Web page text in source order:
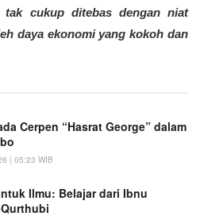
tak cukup ditebas dengan niat
daya ekonomi yang kokoh dan
Cerpen “Hasrat George” dalam
| 05:23 WIB
Ilmu: Belajar dari Ibnu